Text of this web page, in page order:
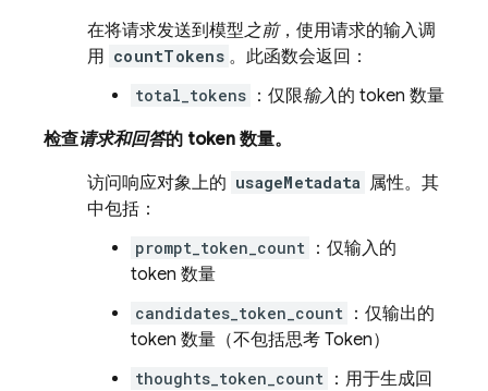
在将请求发送到模型之前，使用请求的输入调
用 countTokens 。此函数会返回：
total_tokens ：仅限输入的 token 数量
检查请求和回答的 token 数量。
访问响应对象上的 usageMetadata 属性。其
中包括：
prompt_token_count ：仅输入的
token 数量
candidates_token_count ：仅输出的
token 数量（不包括思考 Token）
thoughts_token_count ：用于生成回